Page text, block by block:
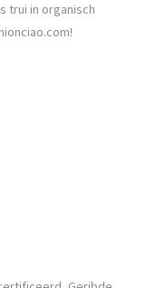
trui in organisch